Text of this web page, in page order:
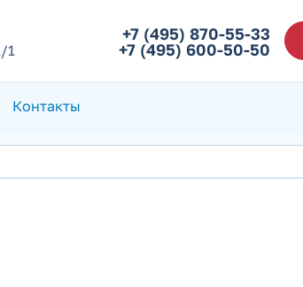
1
+7 (495) 870-55-33
+7 (495) 600-50-50
Контакты